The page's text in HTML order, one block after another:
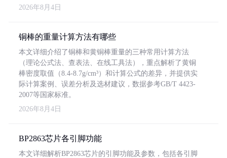
2026年8月4日
铜棒的重量计算方法有哪些
本文详细介绍了铜棒和黄铜棒重量的三种常用计算方法
（理论公式法、查表法、在线工具法），重点解析了黄铜
棒密度取值（8.4-8.7g/cm³）和计算公式的差异，并提供实
际计算案例、误差分析及选材建议，数据参考GB/T 4423-
2007等国家标准。
2026年8月4日
BP2863芯片各引脚功能
本文详细解析BP2863芯片的引脚功能及参数，包括各引脚